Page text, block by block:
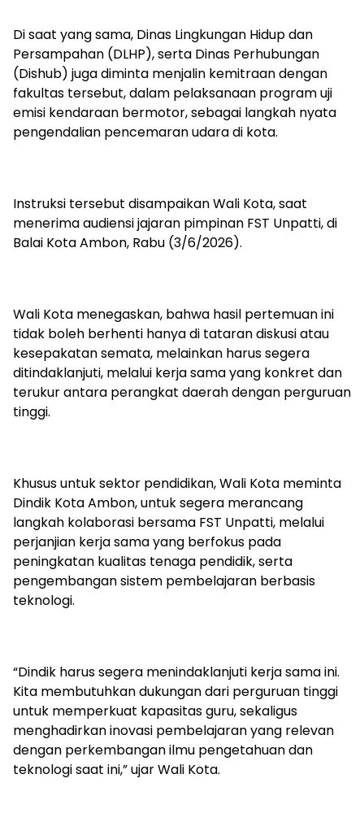
Di saat yang sama, Dinas Lingkungan Hidup dan
Persampahan (DLHP), serta Dinas Perhubungan
(Dishub) juga diminta menjalin kemitraan dengan
fakultas tersebut, dalam pelaksanaan program uji
emisi kendaraan bermotor, sebagai langkah nyata
pengendalian pencemaran udara di kota.
Instruksi tersebut disampaikan Wali Kota, saat
menerima audiensi jajaran pimpinan FST Unpatti, di
Balai Kota Ambon, Rabu (3/6/2026).
Wali Kota menegaskan, bahwa hasil pertemuan ini
tidak boleh berhenti hanya di tataran diskusi atau
kesepakatan semata, melainkan harus segera
ditindaklanjuti, melalui kerja sama yang konkret dan
terukur antara perangkat daerah dengan perguruan
tinggi.
Khusus untuk sektor pendidikan, Wali Kota meminta
Dindik Kota Ambon, untuk segera merancang
langkah kolaborasi bersama FST Unpatti, melalui
perjanjian kerja sama yang berfokus pada
peningkatan kualitas tenaga pendidik, serta
pengembangan sistem pembelajaran berbasis
teknologi.
“Dindik harus segera menindaklanjuti kerja sama ini.
Kita membutuhkan dukungan dari perguruan tinggi
untuk memperkuat kapasitas guru, sekaligus
menghadirkan inovasi pembelajaran yang relevan
dengan perkembangan ilmu pengetahuan dan
teknologi saat ini,” ujar Wali Kota.